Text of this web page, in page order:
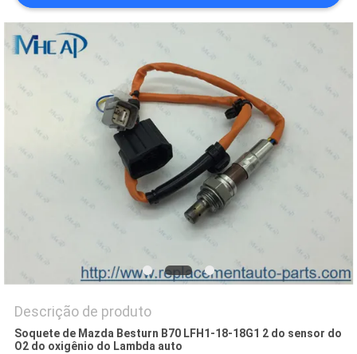
MAPA
DO
POLICY
Descrição de produto
Soquete de Mazda Besturn B70 LFH1-18-18G1 2 do sensor do
O2 do oxigênio do Lambda auto